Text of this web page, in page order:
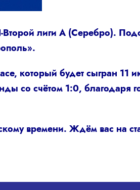
Второй лиги А (Серебро).
который будет сыгран 11
со счётом 1:0, благодаря
времени. Ждём вас на